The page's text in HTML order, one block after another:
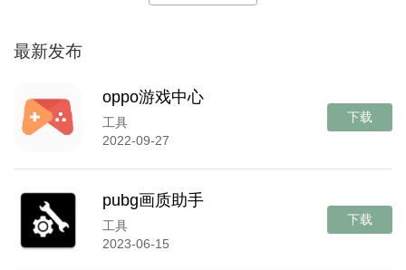
最新发布
oppo游戏中心
工具
2022-09-27
下载
pubg画质助手
工具
2023-06-15
下载